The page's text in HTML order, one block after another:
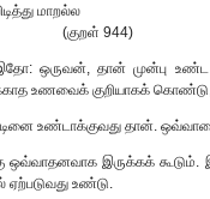
மாறல்ல
(குறள் 944)
ஒருவன், தான் முன்பு உண்ட
உணவைக் குறியாகக்
உண்டாக்குவது தான்.
ஒவ்வாதனவாக இருக்கக் கூடும்.
ஏற்படுவது உண்டு.